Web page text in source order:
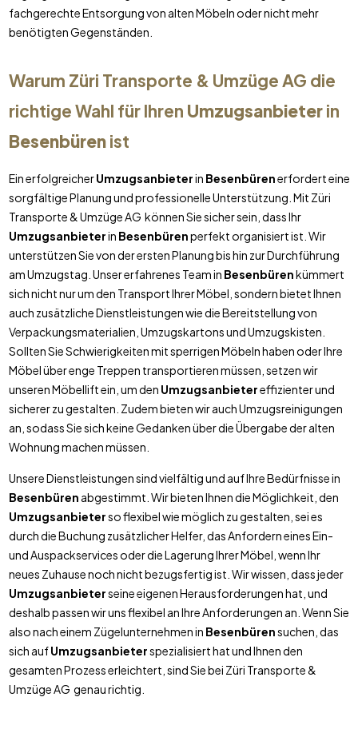
fachgerechte Entsorgung von alten Möbeln oder nicht mehr
benötigten Gegenständen.
Warum Züri Transporte & Umzüge AG die
richtige Wahl für Ihren Umzugsanbieterin
Besenbürenist
Ein erfolgreicherUmzugsanbieterin Besenbürenerfordert eine
sorgfältige Planung und professionelle Unterstützung. Mit Züri
Transporte & Umzüge AG können Sie sicher sein, dass Ihr
Umzugsanbieterin Besenbürenperfekt organisiert ist. Wir
unterstützen Sie von der ersten Planung bis hin zur Durchführung
am Umzugstag. Unser erfahrenes Team in Besenbürenkümmert
sich nicht nur um den Transport Ihrer Möbel, sondern bietet Ihnen
auch zusätzliche Dienstleistungen wie die Bereitstellung von
Verpackungsmaterialien, Umzugskartons und Umzugskisten.
Sollten Sie Schwierigkeiten mit sperrigen Möbeln haben oder Ihre
Möbel über enge Treppen transportieren müssen, setzen wir
unseren Möbellift ein, um den Umzugsanbietereffizienter und
sicherer zu gestalten. Zudem bieten wir auch Umzugsreinigungen
an, sodass Sie sich keine Gedanken über die Übergabe der alten
Wohnung machen müssen.
Unsere Dienstleistungen sind vielfältig und auf Ihre Bedürfnisse in
Besenbüren abgestimmt. Wir bieten Ihnen die Möglichkeit, den
Umzugsanbieterso flexibel wie möglich zu gestalten, sei es
durch die Buchung zusätzlicher Helfer, das Anfordern eines Ein-
und Auspackservices oder die Lagerung Ihrer Möbel, wenn Ihr
neues Zuhause noch nicht bezugsfertig ist. Wir wissen, dass jeder
Umzugsanbieterseine eigenen Herausforderungen hat, und
deshalb passen wir uns flexibel an Ihre Anforderungen an. Wenn Sie
also nach einem Zügelunternehmen in Besenbürensuchen, das
sich aufUmzugsanbieterspezialisiert hat und Ihnen den
gesamten Prozess erleichtert, sind Sie bei Züri Transporte &
Umzüge AG genau richtig.